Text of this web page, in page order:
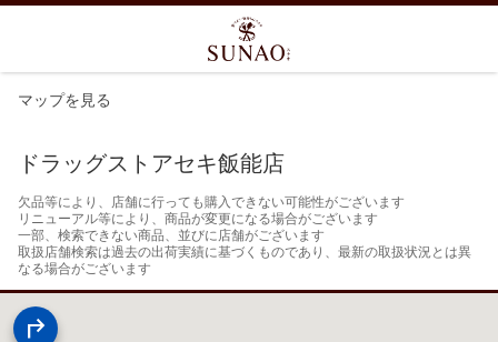
マップを見る
ドラッグストアセキ飯能店
欠品等により、店舗に行っても購入できない可能性がございます
リニューアル等により、商品が変更になる場合がございます
一部、検索できない商品、並びに店舗がございます
取扱店舗検索は過去の出荷実績に基づくものであり、最新の取扱状況とは異
なる場合がございます